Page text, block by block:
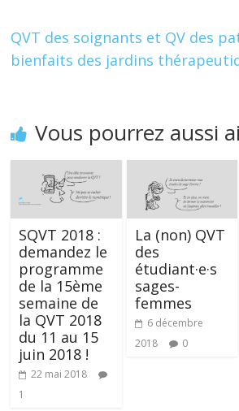
k
QVT des soignants et QV des
bienfaits des jardins
Vous pourrez aussi
SQVT 2018 :
demandez le
programme
de la 15ème
semaine de
la QVT 2018
du 11 au 15
juin 2018 !
22 mai 2018
1
La (non) QVT
des
étudiant·e·s
sages-
femmes
6 décembre
2018
0